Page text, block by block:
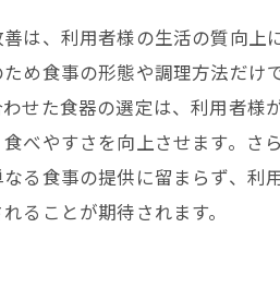
は、利用者様の生活の質向上
め食事の形態や調理方法だけ
わせた食器の選定は、利用者
食べやすさを向上させます。さ
なる食事の提供に留まらず、
ることが期待されます。